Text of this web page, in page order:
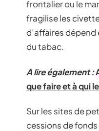
frontalier ou le
fragilise les
d’affaires
du tabac.
A lire également :
que faire et à qui
Sur les sites de
cessions de